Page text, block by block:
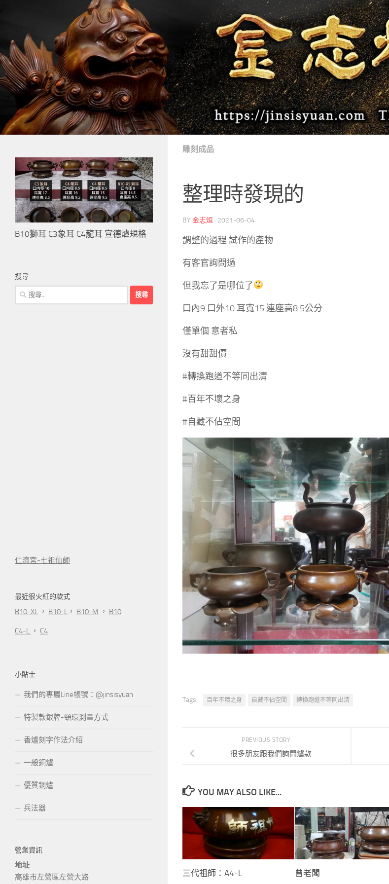
雕刻成品
整理時發現的
BY 金志烜 · 2021-06-04
調整的過程 試作的產物
有客官詢問過
但我忘了是哪位了
口內9 口外10 耳寬15 連座高8.5公分
僅單個 意者私
沒有甜甜價
#轉換跑道不等同出清
#百年不壞之身
#自藏不佔空間
Tags: 百年不壞之身 自藏不佔空間 轉換跑道不等同出清
PREVIOUS STORY
很多朋友跟我們詢問爐款
YOU MAY ALSO LIKE...
三代祖師：A4-L 曾老闆
B10獅耳 C3象耳 C4龍耳 宣德爐規格
搜尋
搜
尋
仁濟宮-七祖仙師
最近很火紅的款式
B10-XL ， B10-L ， B10-M ， B10
C4-L ， C4
小貼士
我們的專屬Line帳號：@jinsisyuan
特製款銀牌-頸環測量方式
香爐刻字作法介紹
一般銅爐
優質銅爐
兵法器
營業資訊
地址
高雄市左營區左營大路